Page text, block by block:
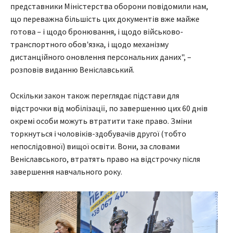
представники Міністерства оборони повідомили нам,
що переважна більшість цих документів вже майже
готова – і щодо бронювання, і щодо військово-
транспортного обов'язка, і щодо механізму
дистанційного оновлення персональних даних", –
розповів виданню Веніславський.
Оскільки закон також переглядає підстави для
відстрочки від мобілізації, по завершенню цих 60 днів
окремі особи можуть втратити таке право. Зміни
торкнуться і чоловіків-здобувачів другої (тобто
непослідовної) вищої освіти. Вони, за словами
Веніславського, втратять право на відстрочку після
завершення навчального року.